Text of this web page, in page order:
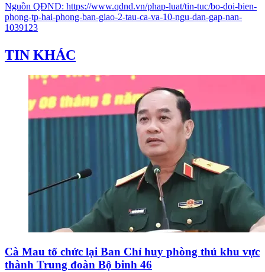
Nguồn QĐND: https://www.qdnd.vn/phap-luat/tin-tuc/bo-doi-bien-
phong-tp-hai-phong-ban-giao-2-tau-ca-va-10-ngu-dan-gap-nan-
1039123
TIN KHÁC
Cà Mau tổ chức lại Ban Chỉ huy phòng thủ khu vực
thành Trung đoàn Bộ binh 46